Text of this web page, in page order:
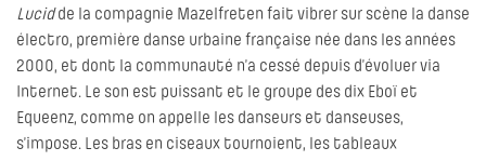
Lucidde la compagnie Mazelfreten fait vibrer sur scène la danse
électro, première danse urbaine française née dans les années
2000, et dont la communauté n’a cessé depuis d’évoluer via
Internet. Le son est puissant et le groupe des dix Eboï et
Equeenz, comme on appelle les danseurs et danseuses,
s’impose. Les bras en ciseaux tournoient, les tableaux